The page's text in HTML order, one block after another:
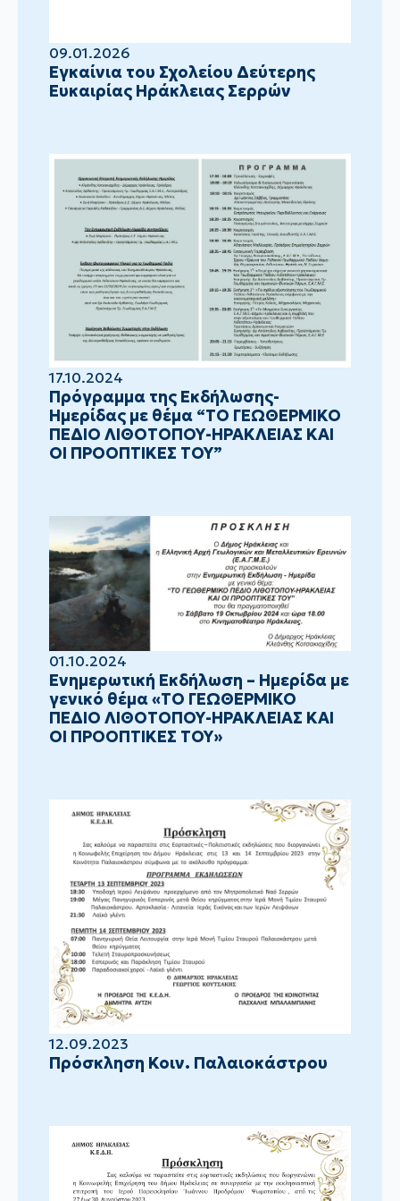
09.01.2026
Eγκαίνια του Σχολείου Δεύτερης
Ευκαιρίας Ηράκλειας Σερρών
17.10.2024
Πρόγραμμα της Εκδήλωσης-
Ημερίδας με θέμα “ΤΟ ΓΕΩΘΕΡΜΙΚΟ
ΠΕΔΙΟ ΛΙΘΟΤΟΠΟΥ-ΗΡΑΚΛΕΙΑΣ ΚΑΙ
ΟΙ ΠΡΟΟΠΤΙΚΕΣ ΤΟΥ”
01.10.2024
Ενημερωτική Εκδήλωση – Ημερίδα με
γενικό θέμα «ΤΟ ΓΕΩΘΕΡΜΙΚΟ
ΠΕΔΙΟ ΛΙΘΟΤΟΠΟΥ-ΗΡΑΚΛΕΙΑΣ ΚΑΙ
ΟΙ ΠΡΟΟΠΤΙΚΕΣ ΤΟΥ»
12.09.2023
Πρόσκληση Κοιν. Παλαιοκάστρου